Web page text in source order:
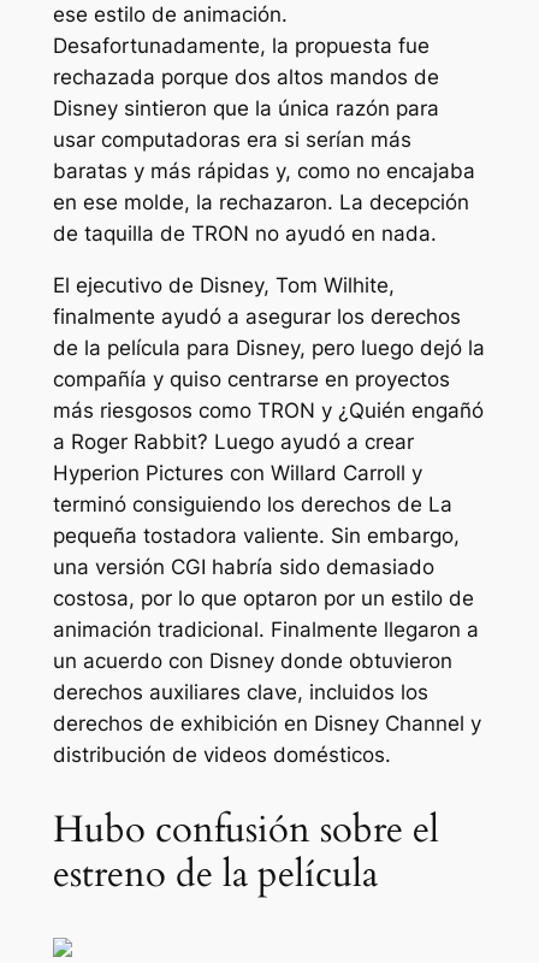
ese estilo de animación.
Desafortunadamente, la propuesta fue
rechazada porque dos altos mandos de
Disney sintieron que la única razón para
usar computadoras era si serían más
baratas y más rápidas y, como no encajaba
en ese molde, la rechazaron. La decepción
de taquilla de TRON no ayudó en nada.
El ejecutivo de Disney, Tom Wilhite,
finalmente ayudó a asegurar los derechos
de la película para Disney, pero luego dejó la
compañía y quiso centrarse en proyectos
más riesgosos como TRON y ¿Quién engañó
a Roger Rabbit? Luego ayudó a crear
Hyperion Pictures con Willard Carroll y
terminó consiguiendo los derechos de La
pequeña tostadora valiente. Sin embargo,
una versión CGI habría sido demasiado
costosa, por lo que optaron por un estilo de
animación tradicional. Finalmente llegaron a
un acuerdo con Disney donde obtuvieron
derechos auxiliares clave, incluidos los
derechos de exhibición en Disney Channel y
distribución de videos domésticos.
Hubo confusión sobre el
estreno de la película